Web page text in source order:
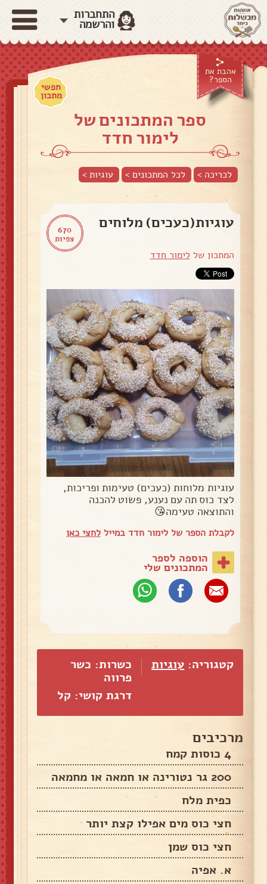
התחברות
והרשמה
אהבת את
הספר?
חפשי
מתכון
ספר המתכונים של
לימור חדד
לכריכה > לכל המתכונים > עוגיות>
670
צפיות
עוגיות(כעכים) מלוחים
המתכון של לימור חדד
עוגיות מלוחות (כעכים) טעימות ופריכות,
לצד כוס תה עם נענע, פשוט להכנה
והתוצאה טעימה😘
לקבלת הספר של לימור חדד במייללחצי כאן
הוספה לספר
המתכונים שלי
קטגוריה: עוגיות
כשרות: כשר
פרווה
דרגת קושי: קל
מרכיבים
4 כוסות קמח
200 גר נטורינה או חמאה או מחמאה
כפית מלח
חצי כוס מים אפילו קצת יותר
חצי כוס שמן
א. אפיה